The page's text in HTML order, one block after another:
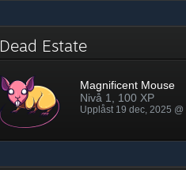
Dead Estate
Magnificent Mouse
Nivå 1, 100 XP
Upplåst 19 dec, 2025 @